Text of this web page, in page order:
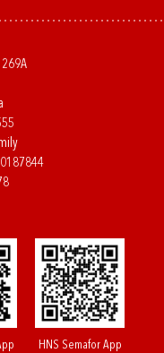
HNS Semafor App